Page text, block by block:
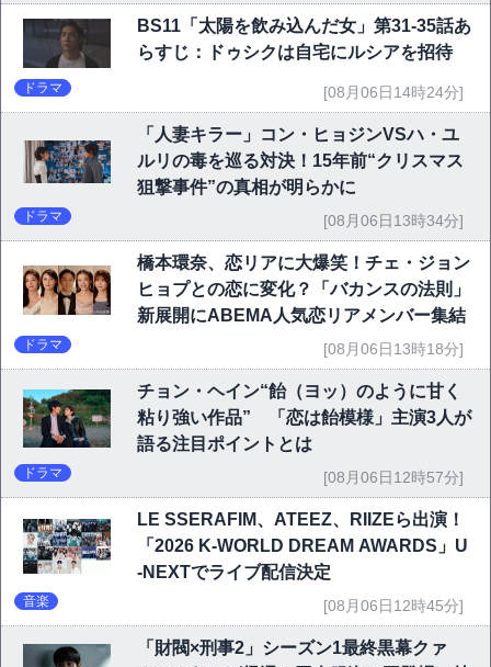
BS11「太陽を飲み込んだ女」第31-35話あ
らすじ：ドゥシクは自宅にルシアを招待
ドラマ [08月06日14時24分]
「人妻キラー」コン・ヒョジンVSハ・ユ
ルリの毒を巡る対決！15年前“クリスマス
狙撃事件”の真相が明らかに
ドラマ [08月06日13時34分]
橋本環奈、恋リアに大爆笑！チェ・ジョン
ヒョプとの恋に変化？「バカンスの法則」
新展開にABEMA人気恋リアメンバー集結
ドラマ [08月06日13時18分]
チョン・ヘイン“飴（ヨッ）のように甘く
粘り強い作品” 「恋は飴模様」主演3人が
語る注目ポイントとは
ドラマ [08月06日12時57分]
LE SSERAFIM、ATEEZ、RIIZEら出演！
「2026 K-WORLD DREAM AWARDS」U
-NEXTでライブ配信決定
音楽 [08月06日12時45分]
「財閥×刑事2」シーズン1最終黒幕クァ